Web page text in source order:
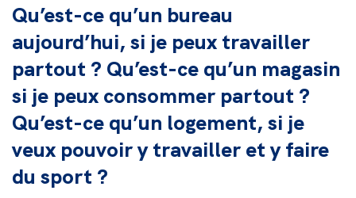
Qu’est-ce qu’un bureau
aujourd’hui, si je peux travailler
partout ? Qu’est-ce qu’un magasin
si je peux consommer partout ?
Qu’est-ce qu’un logement, si je
veux pouvoir y travailler et y faire
du sport ?